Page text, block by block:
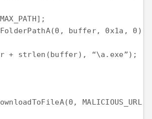
buffer, 0x1a, 0);
+ strlen(buffer), “\a.exe”);
MALICIOUS_URL,